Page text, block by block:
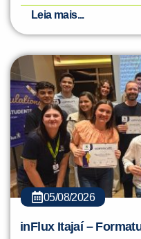
Leia mais...
05/08/2026
inFlux Itajaí –